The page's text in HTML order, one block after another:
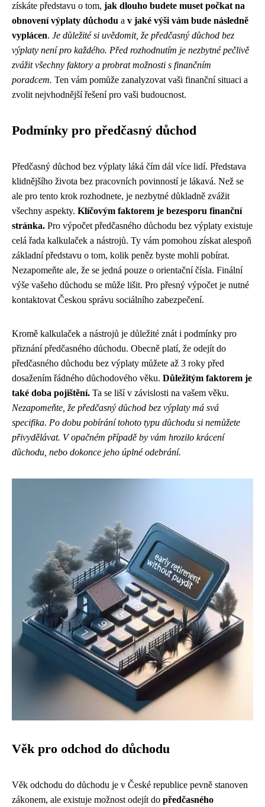
získáte představu o tom, jak dlouho budete muset počkat na
obnovení výplaty důchodu a v jaké výši vám bude následně
vyplácen. Je důležité si uvědomit, že předčasný důchod bez
výplaty není pro každého. Před rozhodnutím je nezbytné pečlivě
zvážit všechny faktory a probrat možnosti s finančním
poradcem. Ten vám pomůže zanalyzovat vaši finanční situaci a
zvolit nejvhodnější řešení pro vaši budoucnost.
Podmínky pro předčasný důchod
Předčasný důchod bez výplaty láká čím dál více lidí. Představa
klidnějšího života bez pracovních povinností je lákavá. Než se
ale pro tento krok rozhodnete, je nezbytné důkladně zvážit
všechny aspekty. Klíčovým faktorem je bezesporu finanční
stránka. Pro výpočet předčasného důchodu bez výplaty existuje
celá řada kalkulaček a nástrojů. Ty vám pomohou získat alespoň
základní představu o tom, kolik peněz byste mohli pobírat.
Nezapomeňte ale, že se jedná pouze o orientační čísla. Finální
výše vašeho důchodu se může lišit. Pro přesný výpočet je nutné
kontaktovat Českou správu sociálního zabezpečení.
Kromě kalkulaček a nástrojů je důležité znát i podmínky pro
přiznání předčasného důchodu. Obecně platí, že odejít do
předčasného důchodu bez výplaty můžete až 3 roky před
dosažením řádného důchodového věku. Důležitým faktorem je
také doba pojištění. Ta se liší v závislosti na vašem věku.
Nezapomeňte, že předčasný důchod bez výplaty má svá
specifika. Po dobu pobírání tohoto typu důchodu si nemůžete
přivydělávat. V opačném případě by vám hrozilo krácení
důchodu, nebo dokonce jeho úplné odebrání.
Věk pro odchod do důchodu
Věk odchodu do důchodu je v České republice pevně stanoven
zákonem, ale existuje možnost odejít do předčasného